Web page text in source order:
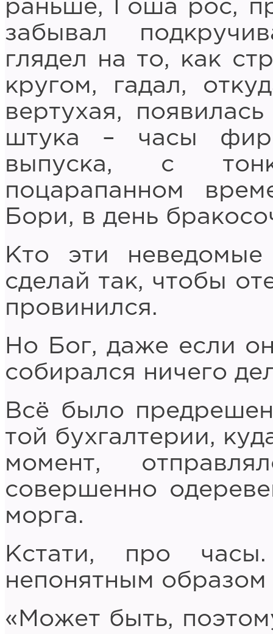
раньше, Гоша рос,
забывал
глядел на то, как
кругом, гадал,
вертухая,
штука – часы
выпуска, с
поцарапанном
Бори, в день
Кто эти
сделай так, чтобы
провинился.
Но Бог, даже если
собирался ничего
Всё было
той бухгалтерии,
момент,
совершенно
морга.
Кстати, про
непонятным образом
«Может быть,